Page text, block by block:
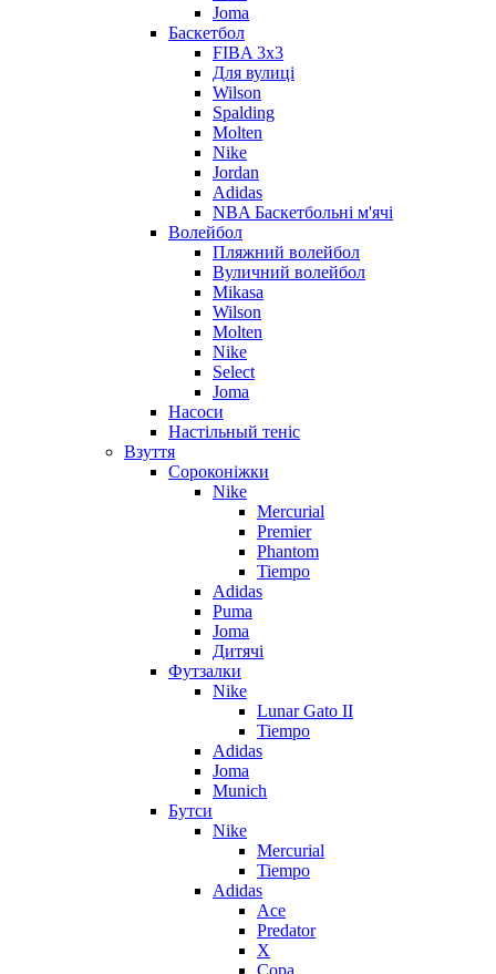
Joma
Баскетбол
FIBA 3x3
Для вулиці
Wilson
Spalding
Molten
Nike
Jordan
Adidas
NBA Баскетбольні м'ячі
Волейбол
Пляжний волейбол
Вуличний волейбол
Mikasa
Wilson
Molten
Nike
Select
Joma
Насоси
Настільный теніс
Взуття
Сороконіжки
Nike
Mercurial
Premier
Phantom
Tiempo
Adidas
Puma
Joma
Дитячі
Футзалки
Nike
Lunar Gato II
Tiempo
Adidas
Joma
Munich
Бутси
Nike
Mercurial
Tiempo
Adidas
Ace
Predator
X